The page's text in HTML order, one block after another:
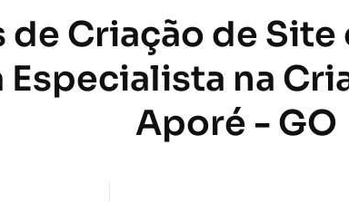
de Criação de
na
Aporé - GO